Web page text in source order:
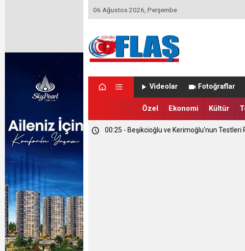
06 Ağustos 2026, Perşembe
Videolar Fotoğraflar
Özel Ekonomi Kültür
00:25 - Beşikcioğlu ve Kerimoğlu'nun Testleri